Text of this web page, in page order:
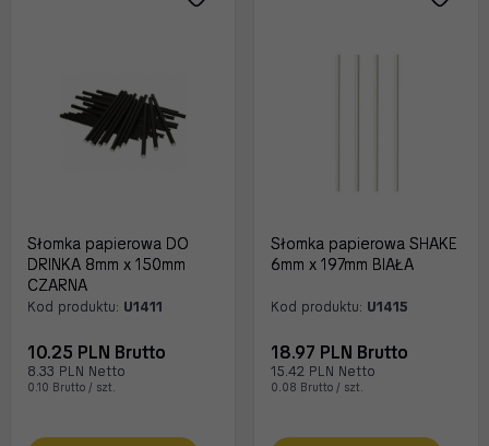
Słomka papierowa DO
DRINKA 8mm x 150mm
CZARNA
Kod produktu: U1411
10.25 PLN Brutto
8.33 PLN Netto
0.10 Brutto / szt.
Słomka papierowa SHAKE
6mm x 197mm BIAŁA
Kod produktu: U1415
18.97 PLN Brutto
15.42 PLN Netto
0.08 Brutto / szt.